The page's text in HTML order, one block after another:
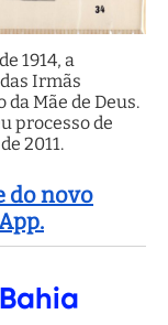
1914, a
Irmãs
Mãe de Deus.
processo de
2011.
do novo
Bahia